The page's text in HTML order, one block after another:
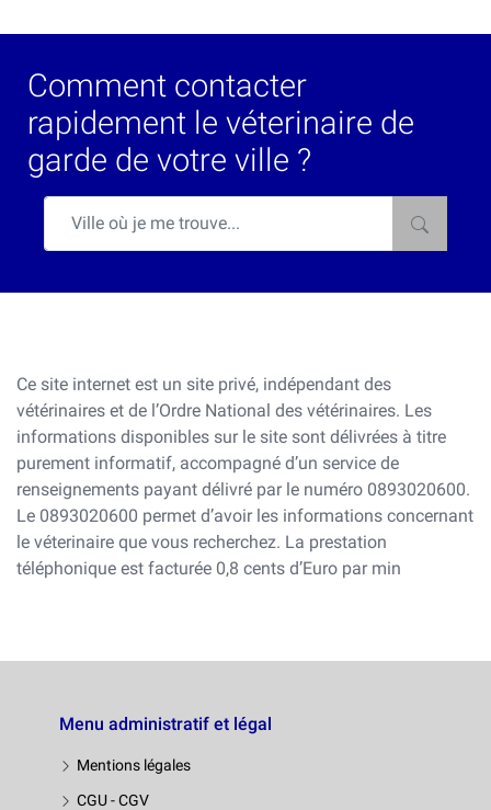
Comment contacter
rapidement le véterinaire de
garde de votre ville ?
Ce site internet est un site privé, indépendant des
vétérinaires et de l’Ordre National des vétérinaires. Les
informations disponibles sur le site sont délivrées à titre
purement informatif, accompagné d’un service de
renseignements payant délivré par le numéro 0893020600.
Le 0893020600 permet d’avoir les informations concernant
le véterinaire que vous recherchez. La prestation
téléphonique est facturée 0,8 cents d’Euro par min
Menu administratif et légal
Mentions légales
CGU - CGV